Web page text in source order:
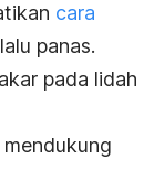
cara
panas.
pada lidah